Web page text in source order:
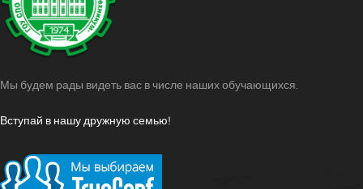
Мы будем рады видеть вас в числе наших обучающихся.
Вступай в нашу дружную семью!